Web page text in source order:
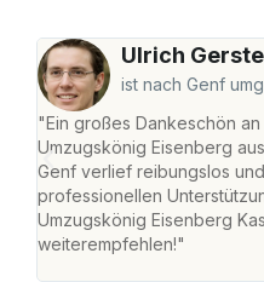
Ulrich Gerste
ist nach Genf
"Ein großes Dankeschön
Umzugskönig Eisenberg
Genf verlief reibungslos
professionellen
Umzugskönig Eisenberg
weiterempfehlen!"